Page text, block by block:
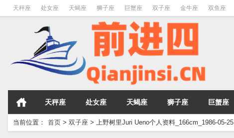
天秤座 处女座 天蝎座 狮子座 巨蟹座 双子座 金牛座 双鱼座
天秤座 处女座 天蝎座 狮子座 巨蟹座
当前位置： 首页 > 双子座 > 上野树里Juri Ueno个人资料_166cm_1986-05-25